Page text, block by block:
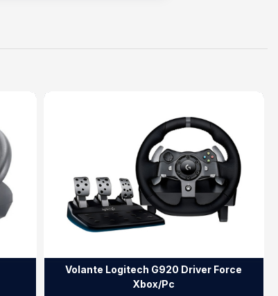
Volante Logitech G920 Driver Force
Xbox/Pc